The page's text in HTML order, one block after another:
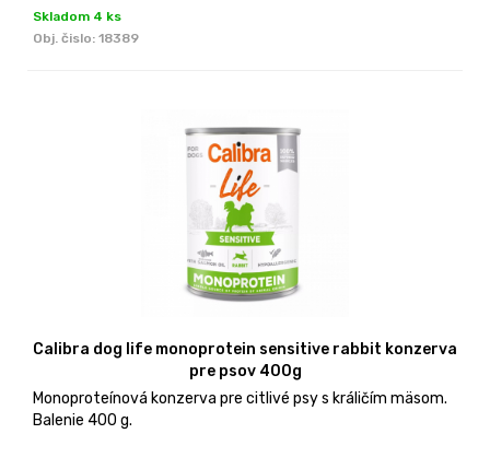
Skladom 4 ks
Obj. čislo: 18389
Calibra dog life monoprotein sensitive rabbit konzerva
pre psov 400g
Monoproteínová konzerva pre citlivé psy s králičím mäsom.
Balenie 400 g.